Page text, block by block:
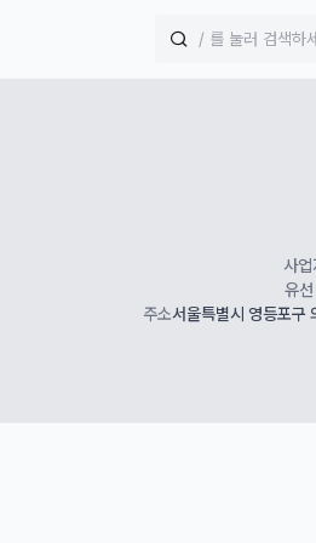
사
유
주소서울특별시 영등포구